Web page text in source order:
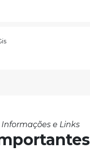
Informações e Links